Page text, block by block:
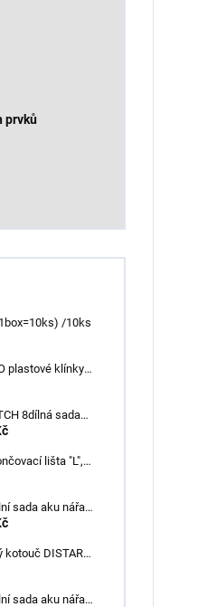
prvků
trn (1box=10ks) /10ks
plastové klínky
50 ks
8dílná sada
INOX –
lišta "L",
elox titan, v:
sada aku nářadí
kotouč DISTAR
sada aku nářadí